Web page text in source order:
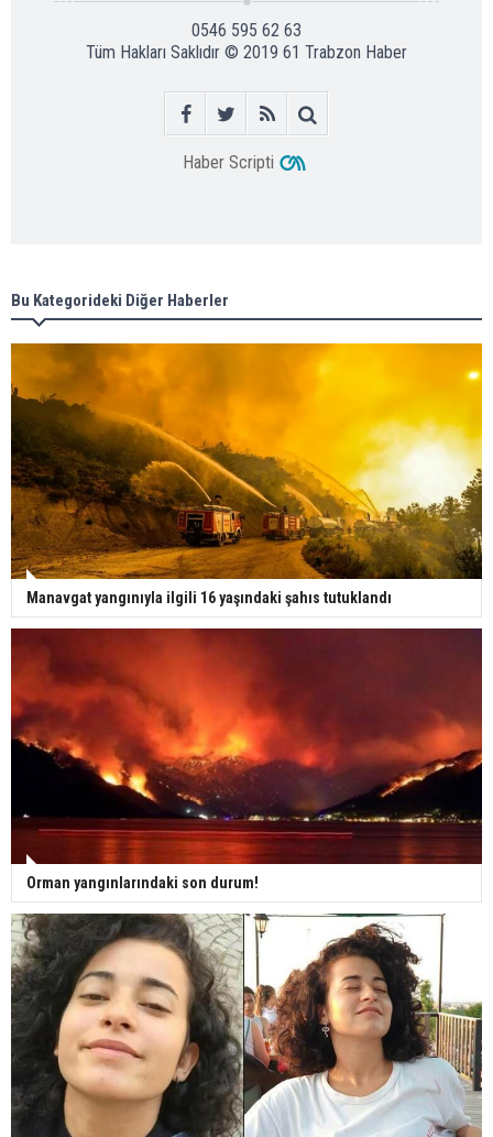
0546 595 62 63
Tüm Hakları Saklıdır © 2019 61 Trabzon Haber
Haber Scripti
Bu Kategorideki Diğer Haberler
Manavgat yangınıyla ilgili 16 yaşındaki şahıs tutuklandı
Orman yangınlarındaki son durum!